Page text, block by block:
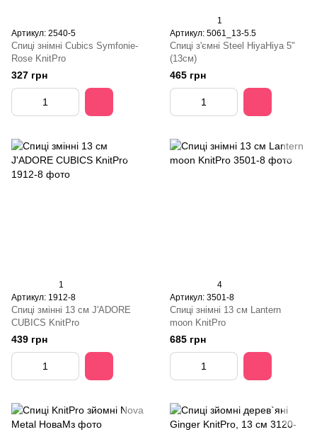
Артикул: 2540-5
Спиці знімні Cubics Symfonie-
Rose KnitPro
327 грн
1
Артикул: 5061_13-5.5
Спиці з'ємні Steel HiyaHiya 5"
(13см)
465 грн
1
Артикул: 1912-8
Спиці змінні 13 см J'ADORE
CUBICS KnitPro
439 грн
4
Артикул: 3501-8
Спиці знімні 13 см Lantern
moon KnitPro
685 грн